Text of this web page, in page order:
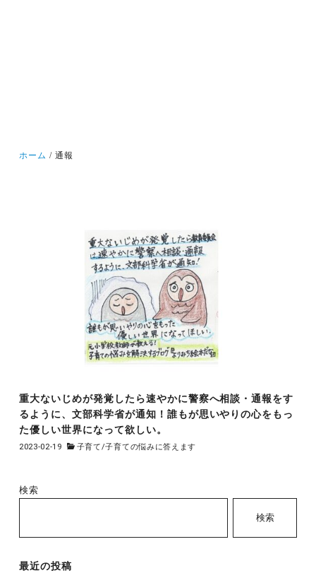
ホーム 通報
重大ないじめが発覚したら速やかに警察へ相談・通報をす
るように、文部科学省が通知！誰もが思いやりの心をもっ
た優しい世界になって欲しい。
2023-02-19 子育て/子育ての悩みに答えます
検索
検索
最近の投稿